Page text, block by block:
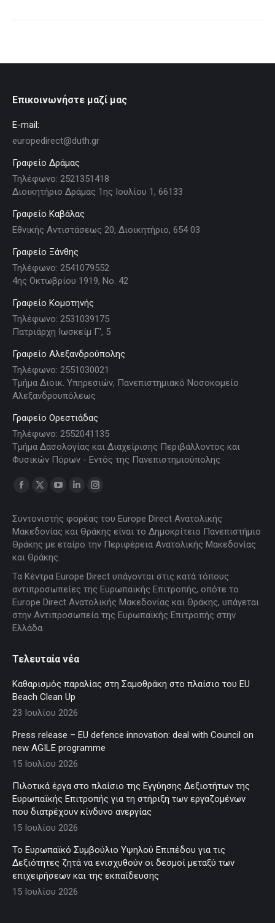
Επικοινωνήστε μαζί μας
E-mail:
europedirect@duth.gr
Γραφείο Δράμας
Τηλέφωνο: 2521351418
Διοικητήριο Δράμας 1ης Ιουλίου 1, 66133
Γραφείο Καβάλας
Εθνικής Αντιστάσεως 20, Διοικητήριο, 654 03
Γραφείο Ξάνθης
Τηλέφωνο: 2541079552
4ης Οκτωβρίου 1919, Νο. 42
Γραφείο Κομοτηνής
Τηλέφωνο: 2531039175
Πατριάρχη Ιωσκείμ Γ', 5
Γραφείο Αλεξανδρούπολης
Τηλέφωνο: 2551030021
Τμήμα Διοικ. Υπηρεσιών, Πανεπιστημιακό Νοσοκομείο
Αλεξανδρουπόλεως
Γραφείο Ορεστιάδας
Τηλέφωνο: 2552041135
Τμήμα Δασολογίας και Διαχείρισης Περιβάλλοντος και
Φυσικών Πόρων - Εντός της Πανεπιστημιούπολης
Find us on:
Facebook
opens
in
new
window
X
opens
new
window
YouTube
opens
in
new
window
Linkedin
opens
window
Instagram
opens
window
Συντονιστής φορέας του Europe Direct Ανατολικής
Μακεδονίας και Θράκης είναι το Δημοκρίτειο Πανεπιστήμιο
Θράκης με εταίρο την Περιφέρεια Ανατολικής Μακεδονίας
και Θράκης.
Τα Κέντρα Europe Direct υπάγονται στις κατά τόπους
αντιπροσωπείες της Ευρωπαϊκής Επιτροπής, οπότε το
Europe Direct Ανατολικής Μακεδονίας και Θράκης, υπάγεται
στην Αντιπροσωπεία της Ευρωπαϊκής Επιτροπής στην
Ελλάδα.
Τελευταία νέα
Καθαρισμός παραλίας στη Σαμοθράκη στο πλαίσιο του EU
Beach Clean Up
23 Ιουλίου 2026
Press release – EU defence innovation: deal with Council on
new AGILE programme
15 Ιουλίου 2026
Πιλοτικά έργα στο πλαίσιο της Εγγύησης Δεξιοτήτων της
Ευρωπαϊκής Επιτροπής για τη στήριξη των εργαζομένων
που διατρέχουν κίνδυνο ανεργίας
15 Ιουλίου 2026
Το Ευρωπαϊκό Συμβούλιο Υψηλού Επιπέδου για τις
Δεξιότητες ζητά να ενισχυθούν οι δεσμοί μεταξύ των
επιχειρήσεων και της εκπαίδευσης
15 Ιουλίου 2026